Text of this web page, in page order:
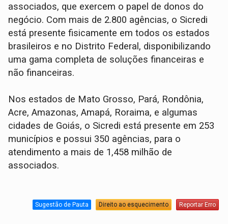
associados, que exercem o papel de donos do
negócio. Com mais de 2.800 agências, o Sicredi
está presente fisicamente em todos os estados
brasileiros e no Distrito Federal, disponibilizando
uma gama completa de soluções financeiras e
não financeiras.
Nos estados de Mato Grosso, Pará, Rondônia,
Acre, Amazonas, Amapá, Roraima, e algumas
cidades de Goiás, o Sicredi está presente em 253
municípios e possui 350 agências, para o
atendimento a mais de 1,458 milhão de
associados.
Sugestão de Pauta Direito ao esquecimento Reportar Erro